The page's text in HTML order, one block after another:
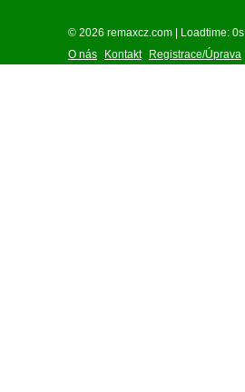
© 2026 remaxcz.com | Loadtime: 0s
O nás
Kontakt Registrace/Úprava